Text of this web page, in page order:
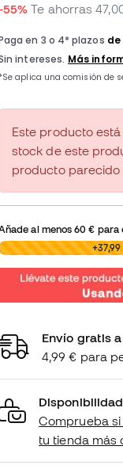
55% Te ahorras
Este producto
stock de este
producto parecido
al menos60 € para
€ +37,99
Envío gratis
4,99 € para
Comprueba
tu tienda más